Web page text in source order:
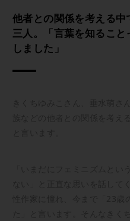
他者との関係を考える
三人。「言葉を知るこ
しました」